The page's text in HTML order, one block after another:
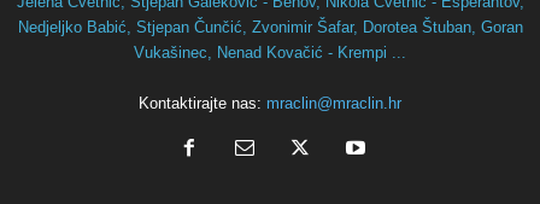
Nedjeljko Babić, Stjepan Čunčić, Zvonimir Šafar, Dorotea Štuban, Goran
Vukašinec, Nenad Kovačić - Krempi ...
Kontaktirajte nas: mraclin@mraclin.hr